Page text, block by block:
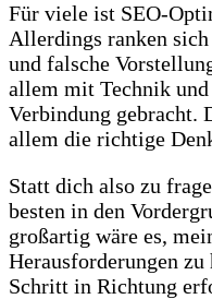
Für viele ist SEO-
Allerdings ranken
und falsche
allem mit Technik
Verbindung gebracht.
allem die richtige
Statt dich also zu
besten in den
großartig wäre es,
Herausforderungen
Schritt in Richtung